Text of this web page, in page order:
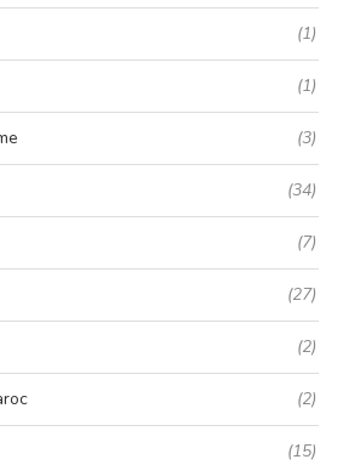
(1)
(1)
(3)
(34)
(7)
(27)
(2)
(2)
(15)